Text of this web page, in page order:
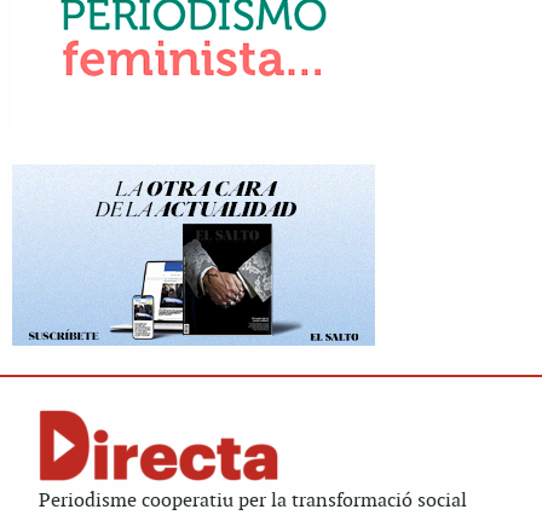
Periodisme cooperatiu per la transformació social